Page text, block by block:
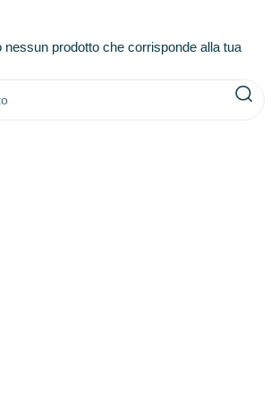
nessun prodotto che corrisponde alla tua